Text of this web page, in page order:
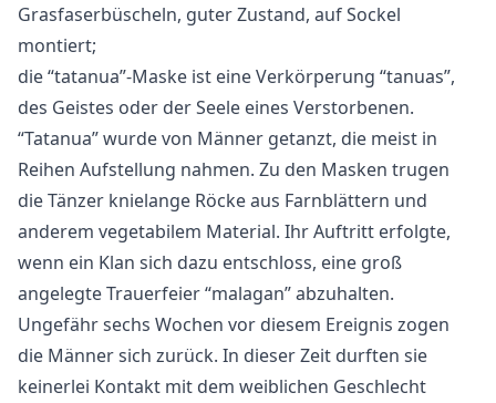
Grasfaserbüscheln, guter Zustand, auf Sockel
montiert;
die “tatanua”-Maske ist eine Verkörperung “tanuas”,
des Geistes oder der Seele eines Verstorbenen.
“Tatanua” wurde von Männer getanzt, die meist in
Reihen Aufstellung nahmen. Zu den Masken trugen
die Tänzer knielange Röcke aus Farnblättern und
anderem vegetabilem Material. Ihr Auftritt erfolgte,
wenn ein Klan sich dazu entschloss, eine groß
angelegte Trauerfeier “malagan” abzuhalten.
Ungefähr sechs Wochen vor diesem Ereignis zogen
die Männer sich zurück. In dieser Zeit durften sie
keinerlei Kontakt mit dem weiblichen Geschlecht